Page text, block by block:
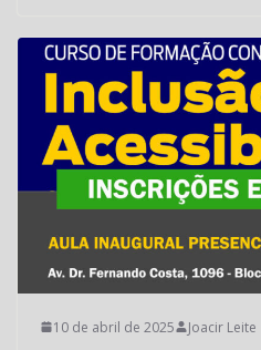
10 de abril de 2025 Joacir Leite